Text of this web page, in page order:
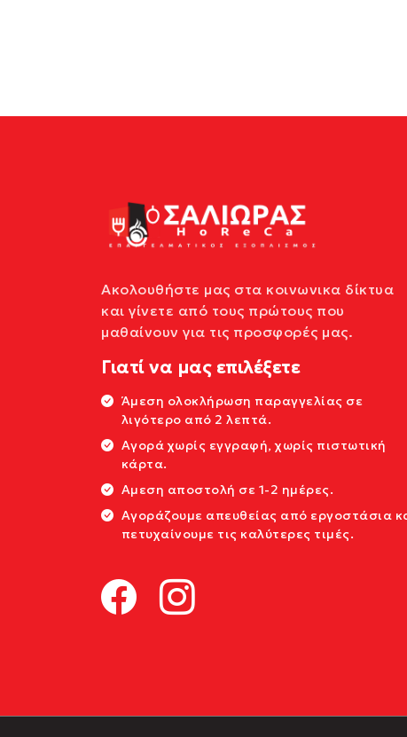
Ακολουθήστε μας στα κοινωνικα δίκτυα
και γίνετε από τους πρώτους που
μαθαίνουν για τις προσφορές μας.
Γιατί να μας επιλέξετε
Άμεση ολοκλήρωση παραγγελίας σε
λιγότερο από 2 λεπτά.
Αγορά χωρίς εγγραφή, χωρίς πιστωτική
κάρτα.
Αμεση αποστολή σε 1-2 ημέρες.
Αγοράζουμε απευθείας από εργοστάσια
πετυχαίνουμε τις καλύτερες τιμές.